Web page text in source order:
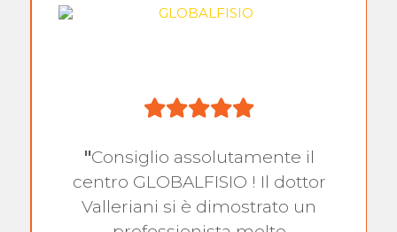
"Consiglio assolutamente il
centro GLOBALFISIO ! Il dottor
Valleriani si è dimostrato un